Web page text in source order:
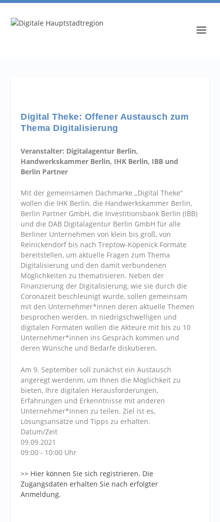
Digital Theke: Offener Austausch zum
Thema Digitalisierung
Veranstalter: Digitalagentur Berlin,
Handwerkskammer Berlin, IHK Berlin, IBB und
Berlin Partner
Mit der gemeinsamen Dachmarke „Digital Theke“
wollen die IHK Berlin, die Handwerkskammer Berlin,
Berlin Partner GmbH, die Investitionsbank Berlin (IBB)
und die DAB Digitalagentur Berlin GmbH für alle
Berliner Unternehmen von klein bis groß, von
Reinickendorf bis nach Treptow-Köpenick Formate
bereitstellen, um aktuelle Fragen zum Thema
Digitalisierung und den damit verbundenen
Möglichkeiten zu thematisieren. Neben der
Finanzierung der Digitalisierung, wie sie durch die
Coronazeit beschleunigt wurde, sollen gemeinsam
mit den Unternehmer*innen deren aktuelle Themen
besprochen werden. In niedrigschwelligen und
digitalen Formaten wollen die Akteure mit bis zu 10
Unternehmer*innen ins Gespräch kommen und
deren Wünsche und Bedarfe diskutieren.
Am 9. September soll zunächst ein Austausch
angeregt werdenm, um Ihnen die Möglichkeit zu
bieten, Ihre digitalen Herausforderungen,
Erfahrungen und Erkenntnisse mit anderen
Unternehmer*innen zu teilen. Ziel ist es,
Lösungsansätze und Tipps zu erhalten.
Datum/Zeit
09.09.2021
09:00 - 10:00 Uhr
>> Hier können Sie sich registrieren. Die
Zugangsdaten erhalten Sie nach erfolgter
Anmeldung.